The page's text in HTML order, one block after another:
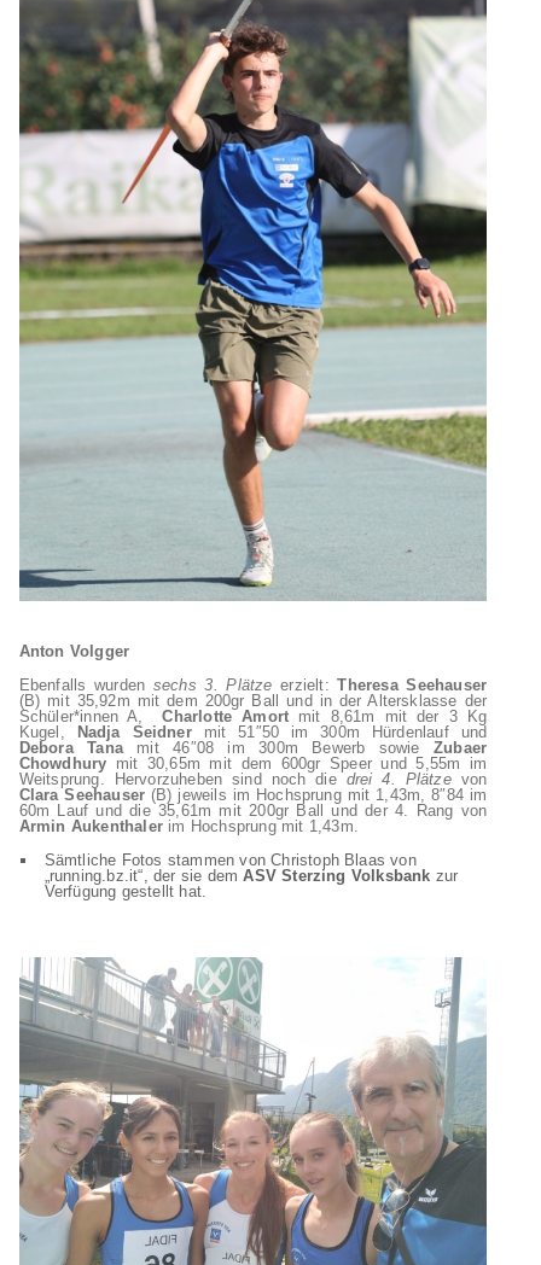
Anton Volgger
Ebenfalls wurden sechs 3. Plätze erzielt:Theresa Seehauser
(B) mit 35,92m mit dem 200gr Ball und in der Altersklasse der
Schüler*innen A,Charlotte Amort mit 8,61m mit der 3 Kg
Kugel,
Nadja Seidnermit 51″50 im 300m Hürdenlauf und
Debora Tanamit 46″08 im 300m Bewerb sowie Zubaer
Chowdhury mit 30,65m mit dem 600gr Speer und 5,55m im
Weitsprung. Hervorzuheben sind noch die drei 4. Plätzevon
Clara Seehauser (B) jeweils im Hochsprung mit 1,43m, 8″84 im
60m Lauf und die 35,61m mit 200gr Ball und der 4. Rang von
Armin Aukenthaler im Hochsprung mit 1,43m.
Sämtliche Fotos stammen von Christoph Blaas von
„running.bz.it“, der sie demASV Sterzing Volksbank zur
Verfügung gestellt hat.